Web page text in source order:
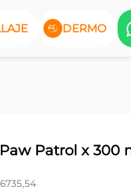
DERMO
Patrol x 300
6735,54